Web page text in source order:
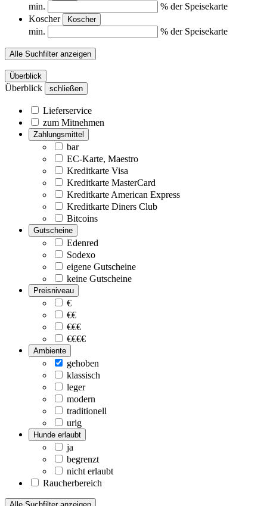
min.
% der Speisekarte
Koscher
Koscher
min. % der Speisekarte
Alle Suchfilter anzeigen
Überblick
Überblick schließen
Lieferservice
zum Mitnehmen
Zahlungsmittel
bar
EC-Karte, Maestro
Kreditkarte Visa
Kreditkarte MasterCard
Kreditkarte American Express
Kreditkarte Diners Club
Bitcoins
Gutscheine
Edenred
Sodexo
eigene Gutscheine
keine Gutscheine
Preisniveau
€
€€
€€€
€€€€
Ambiente
gehoben
klassisch
leger
modern
traditionell
urig
Hunde erlaubt
ja
begrenzt
nicht erlaubt
Raucherbereich